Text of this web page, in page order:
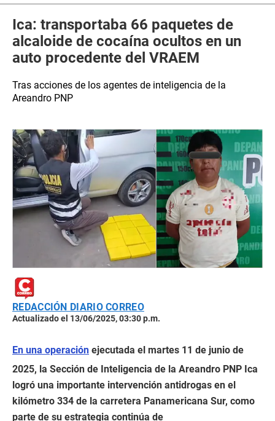
Ica: transportaba 66 paquetes de
alcaloide de cocaína ocultos en un
auto procedente del VRAEM
Tras acciones de los agentes de inteligencia de la
Areandro PNP
REDACCIÓN DIARIO CORREO
Actualizado el 13/06/2025, 03:30 p.m.
En una operación ejecutada el martes 11 de junio de
2025, la Sección de Inteligencia de la Areandro PNP Ica
logró una importante intervención antidrogas en el
kilómetro 334 de la carretera Panamericana Sur, como
parte de su estrategia continúa de